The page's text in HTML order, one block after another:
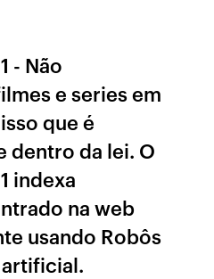
- Não
e series em
que é
dentro da lei. O
indexa
na web
usando Robôs